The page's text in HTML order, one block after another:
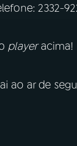
2332-
playeracima!
ao ar de